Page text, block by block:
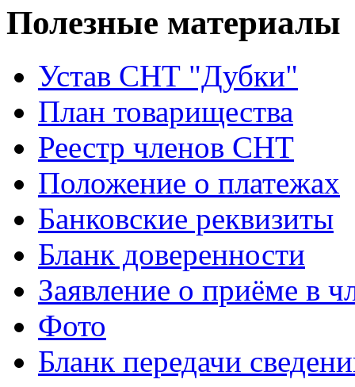
Полезные материалы
Устав CНТ "Дубки"
План товарищества
Реестр членов CНТ
Положение о платежах
Банковские реквизиты
Бланк доверенности
Заявление о приёме в
Фото
Бланк передачи